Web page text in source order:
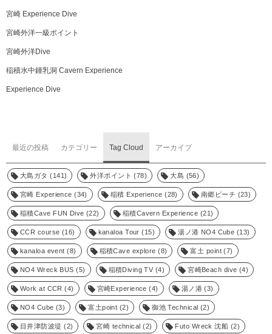
宮崎 Experience Dive
宮崎外洋一級ポイント
宮崎外洋Dive
稲積水中鍾乳洞 Cavern Experience
Experience Dive
最近の投稿 カテゴリー Tag Cloud アーカイブ
大島ガタ (141) 外洋ポイント (78) 大島 (56)
宮崎 Experience (34) 稲積 Experience (28) 南郷ビーチ (23)
稲積Cave FUN Dive (22) 稲積Cavern Experience (21)
CCR course (16) kanaloa Tour (15) 湯ノ港 NO4 Cube (13)
kanaloa event (8) 稲積Cave explore (8) 富土 point(7)
NO4 Wreck BUS (5) 稲積Diving TV (4) 宮崎Beach dive (4)
Work at CCR (4) 宮崎Experience (4) 湯ノ港(3)
NO4 Cube (3) 富土point (2) 御池 Technical (2)
目井津防波堤 (2) 宮崎 technical (2) Futo Wreck 沈船 (2)